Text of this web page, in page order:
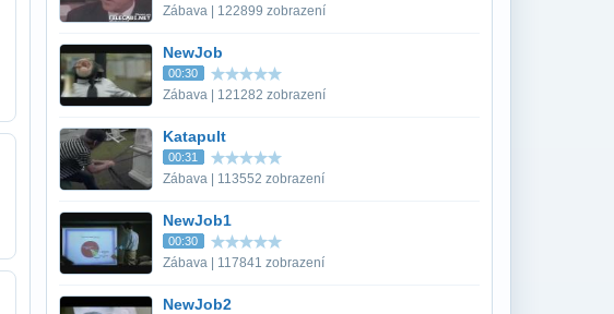
Zábava | 122899 zobrazení
NewJob
00:30
Zábava | 121282 zobrazení
Katapult
00:31
Zábava | 113552 zobrazení
NewJob1
00:30
Zábava | 117841 zobrazení
NewJob2